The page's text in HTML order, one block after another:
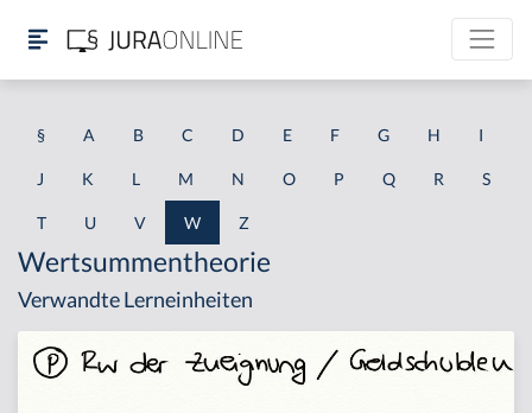
§ A B C D E F G H I
J K L M N O P Q R S
T U V W Z
Wertsummentheorie
Verwandte Lerneinheiten